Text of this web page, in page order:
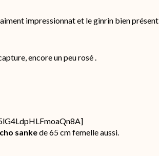
impressionnat et le ginrin bien présent
encore un peu rosé .
sankede 65 cm femelle aussi.